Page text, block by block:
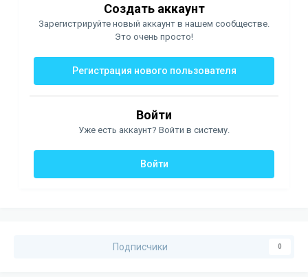
Создать аккаунт
Зарегистрируйте новый аккаунт в нашем сообществе.
Это очень просто!
Регистрация нового пользователя
Войти
Уже есть аккаунт? Войти в систему.
Войти
Подписчики 0